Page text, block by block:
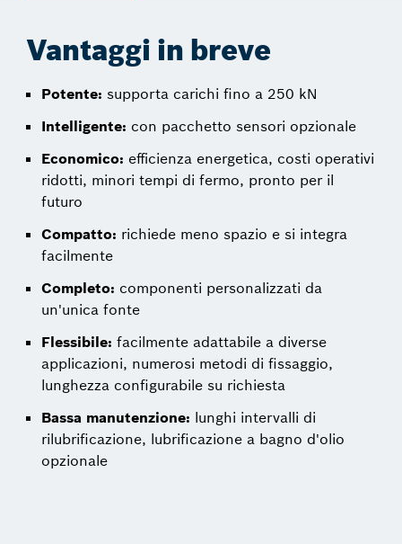
Vantaggi in breve
Potente: supporta carichi fino a 250 kN
Intelligente: con pacchetto sensori opzionale
Economico: efficienza energetica, costi operativi
ridotti, minori tempi di fermo, pronto per il
futuro
Compatto: richiede meno spazio e si integra
facilmente
Completo: componenti personalizzati da
un'unica fonte
Flessibile: facilmente adattabile a diverse
applicazioni, numerosi metodi di fissaggio,
lunghezza configurabile su richiesta
Bassa manutenzione: lunghi intervalli di
rilubrificazione, lubrificazione a bagno d'olio
opzionale